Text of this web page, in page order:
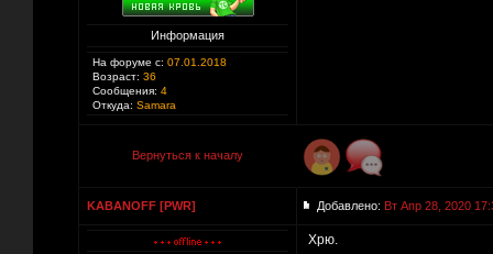
Информация
На форуме с: 07.01.2018
Возраст: 36
Сообщения: 4
Откуда: Samara
Вернуться к началу
KABANOFF [PWR] Добавлено: Вт Апр 28, 2020
Хрю.